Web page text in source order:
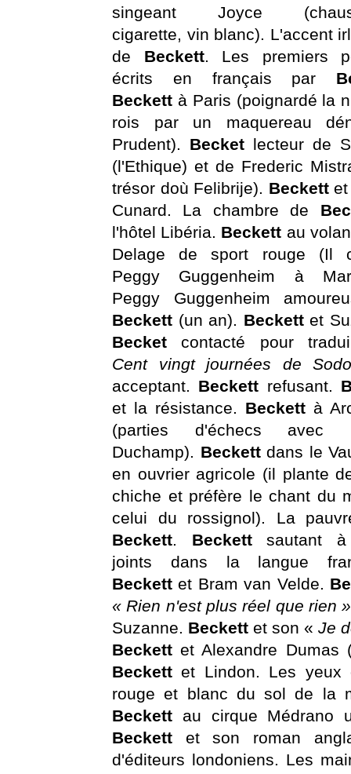
singeant Joyce
cigarette, vin blanc). L'accent
de Beckett. Les premiers
écrits en français par
Beckett à Paris (poignardé la
rois par un maquereau
Prudent). Becket lecteur de
(l'Ethique) et de Frederic
trésor doù Felibrije). Beckett
Cunard. La chambre de
l'hôtel Libéria. Beckett au
Delage de sport rouge (Il
Peggy Guggenheim à
Peggy Guggenheim
Beckett (un an). Beckettet
Becketcontacté pour
Cent vingt journées de
acceptant. Beckett refusant.
et la résistance. Beckett à
(parties d'échecs avec
Duchamp). Beckett dans le
en ouvrier agricole (il plante
chiche et préfère le chant du
celui du rossignol). La
Beckett. Beckett sautant
joints dans la langue
Beckettet Bram van Velde.
« Rien n'est plus réel que rien
Suzanne. Beckett et son « Je
Beckettet Alexandre Dumas
Beckettet Lindon. Les
rouge et blanc du sol de la
Beckett au cirque Médrano
Beckett et son roman
d'éditeurs londoniens. Les